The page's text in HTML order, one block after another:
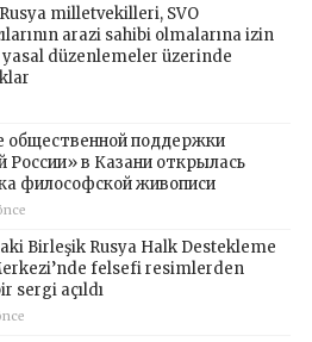
milletvekilleri, SVO
arazi sahibi olmalarına izin
düzenlemeler üzerinde
общественной поддержки
России» в Казани открылась
философской живописи
Birleşik Rusya Halk Destekleme
felsefi resimlerden
sergi açıldı